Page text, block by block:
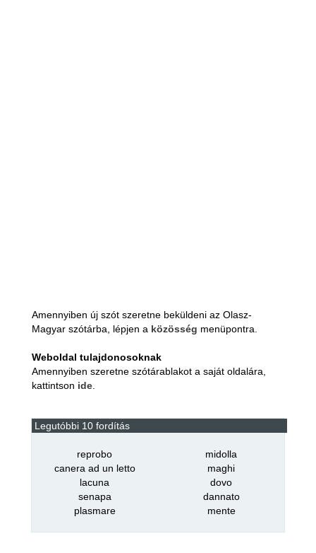
Amennyiben új szót szeretne beküldeni az Olasz-
Magyar szótárba, lépjen a közösség menüpontra.
Weboldal tulajdonosoknak
Amennyiben szeretne szótárablakot a saját oldalára,
kattintson ide.
Legutóbbi 10 fordítás
reprobo
midolla
canera ad un letto
maghi
lacuna
dovo
senapa
dannato
plasmare
mente